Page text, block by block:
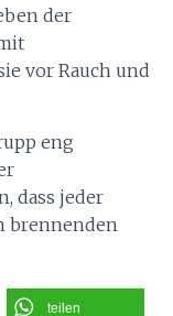
der
vor Rauch und
eng
dass jeder
brennenden
teilen